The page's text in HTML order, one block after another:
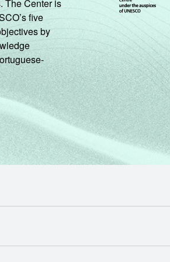
The Center is
five
by
ABA)
ABA)
EM NOVA ABA)
EM NOVA ABA)
(ABRE EM NOVA ABA)
EM NOVA ABA)